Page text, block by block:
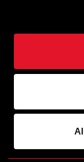
13/06/2026
VERANDACI
LEES MEER